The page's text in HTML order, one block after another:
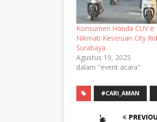
Konsumen Honda CUV e:
Nikmati Keseruan City
Surabaya
Agustus 19, 2025
dalam "event acara"
#CARI_AMAN